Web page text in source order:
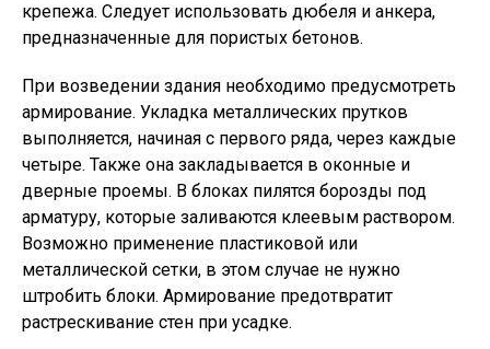
крепежа. Следует использовать дюбеля и анкера,
предназначенные для пористых бетонов.
При возведении здания необходимо предусмотреть
армирование. Укладка металлических прутков
выполняется, начиная с первого ряда, через каждые
четыре. Также она закладывается в оконные и
дверные проемы. В блоках пилятся борозды под
арматуру, которые заливаются клеевым раствором.
Возможно применение пластиковой или
металлической сетки, в этом случае не нужно
штробить блоки. Армирование предотвратит
растрескивание стен при усадке.